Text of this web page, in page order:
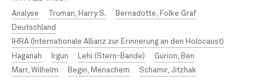
Analyse
Truman, Harry S.
Bernadotte, Folke Graf
Deutschland
IHRA (Internationale Allianz zur Erinnerung an den Holocaust)
Haganah
Irgun Lehi (Stern-Bande)
Gurion, Ben
Marr, Wilhelm
Begin, Menachem
Schamir, Jitzhak